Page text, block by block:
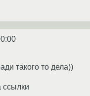
такого то дела))
ссылки